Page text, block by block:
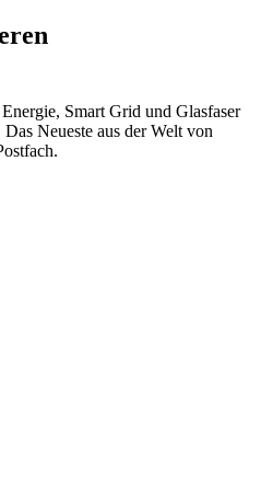
Smart Grid und Glasfaser
Neueste aus der Welt von